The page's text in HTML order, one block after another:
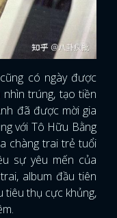
có ngày được
trúng, tạo tiền
đã được mời gia
với Tô Hữu Bằng
chàng trai trẻ tuổi
sự yêu mến của
album đầu tiên
thụ cực khủng,